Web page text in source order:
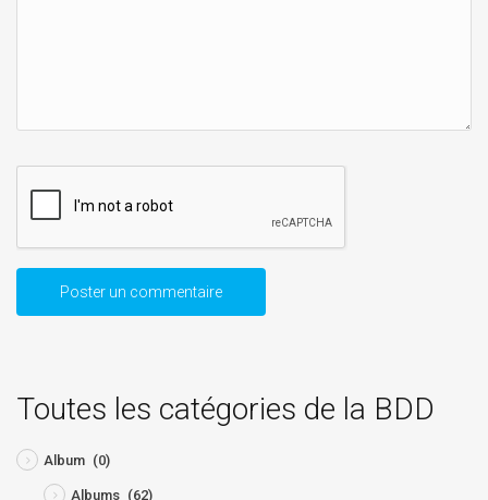
Toutes les catégories de la BDD
Album (0)
Albums (62)